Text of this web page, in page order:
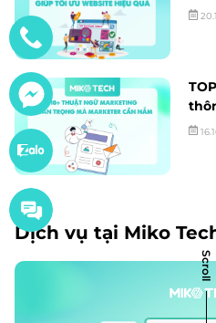
Dịch vụ tại Miko
Scroll